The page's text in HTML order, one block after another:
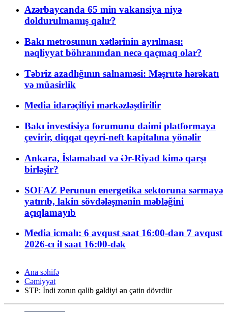
Azərbaycanda 65 min vakansiya niyə
doldurulmamış qalır?
Bakı metrosunun xətlərinin ayrılması:
nəqliyyat böhranından necə qaçmaq olar?
Təbriz azadlığının salnaməsi: Məşrutə hərəkatı
və müasirlik
Media idarəçiliyi mərkəzləşdirilir
Bakı investisiya forumunu daimi platformaya
çevirir, diqqət qeyri-neft kapitalına yönəlir
Ankara, İslamabad və Ər-Riyad kimə qarşı
birləşir?
SOFAZ Perunun energetika sektoruna sərmayə
yatırıb, lakin sövdələşmənin məbləğini
açıqlamayıb
Media icmalı: 6 avqust saat 16:00-dan 7 avqust
2026-cı il saat 16:00-dək
Ana səhifə
Cəmiyyət
STP: İndi zorun qalib gəldiyi ən çətin dövrdür